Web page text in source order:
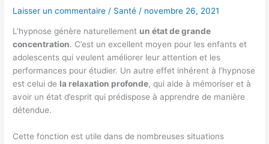
Laisser un commentaire / Santé / novembre 26, 2021
L’hypnose génère naturellement un état de grande
concentration. C’est un excellent moyen pour les enfants et
adolescents qui veulent améliorer leur attention et les
performances pour étudier. Un autre effet inhérent à l’hypnose
est celui de la relaxation profonde, qui aide à mémoriser et à
avoir un état d’esprit qui prédispose à apprendre de manière
détendue.
Cette fonction est utile dans de nombreuses situations